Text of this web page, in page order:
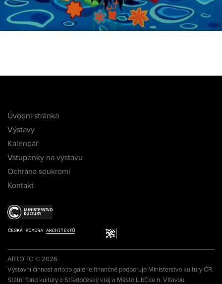
Úvodní stránka
Výstavy
Kalendář
Vstupenky na výstavu
Ochrana soukromí
Kontakt
ARTO.TO © 2026
Výstavní činnost arto.to galerie finančně podporuje Ministerstvo kultury ČR,
Státní fond kultury a Středočeský kraj a Město Libčice n. Vltavou.